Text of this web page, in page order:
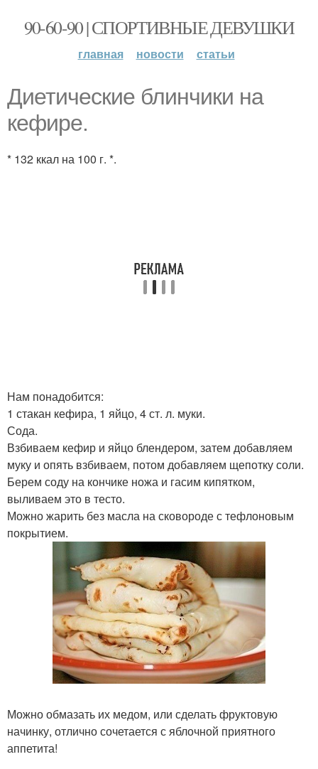
90-60-90 | СПОРТИВНЫЕ ДЕВУШКИ
главная новости статьи
Диетические блинчики на
кефире.
* 132 ккал на 100 г. *.
Нам понадобится:
1 стакан кефира, 1 яйцо, 4 ст. л. муки.
Сода.
Взбиваем кефир и яйцо блендером, затем добавляем
муку и опять взбиваем, потом добавляем щепотку соли.
Берем соду на кончике ножа и гасим кипятком,
выливаем это в тесто.
Можно жарить без масла на сковороде с тефлоновым
покрытием.
Можно обмазать их медом, или сделать фруктовую
начинку, отлично сочетается с яблочной приятного
аппетита!